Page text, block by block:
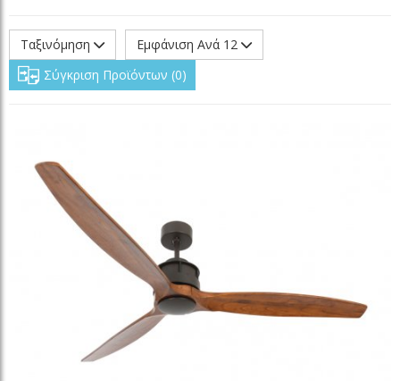
Ταξινόμηση
Εμφάνιση Ανά 12
Σύγκριση Προϊόντων 0